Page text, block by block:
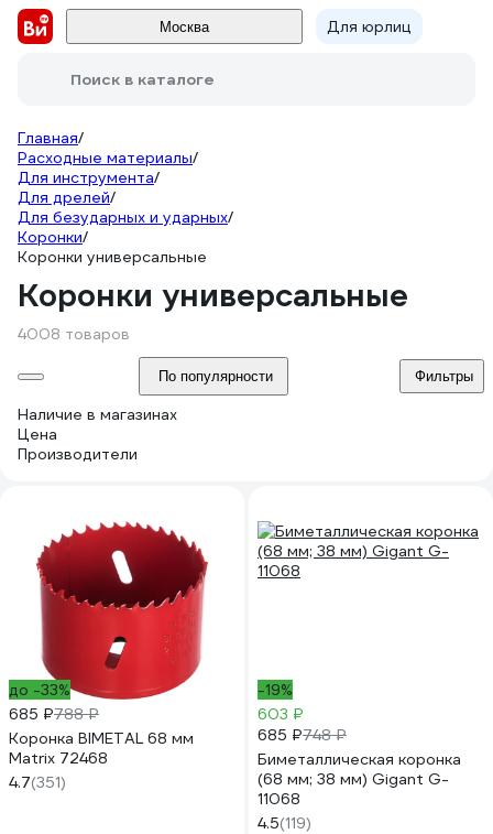
Москва Для юрлиц
Поиск в каталоге
Главная/
Расходные материалы/
Для инструмента/
Для дрелей/
Для безударных и ударных/
Коронки/
Коронки универсальные
Коронки универсальные
4008 товаров
По популярности Фильтры
Наличие в магазинах
Цена
Производители
до -33%
685 ₽788 ₽
Коронка BIMETAL 68 мм
Matrix 72468
4.7(351)
-19%
603 ₽
685 ₽748 ₽
Биметаллическая коронка
(68 мм; 38 мм) Gigant G-
11068
4.5(119)